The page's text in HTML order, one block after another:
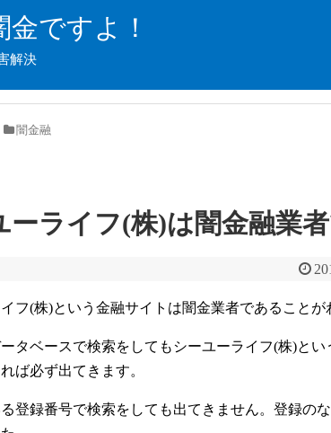
金ですよ！
解決
闇金融
ーライフ(株)は闇金融業者
フ(株)という金融サイトは闇金業者であることが
タベースで検索をしてもシーユーライフ(株)と
ば必ず出てきます。
登録番号で検索をしても出てきません。登録の